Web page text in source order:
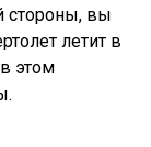
стороны, вы
летит в
этом